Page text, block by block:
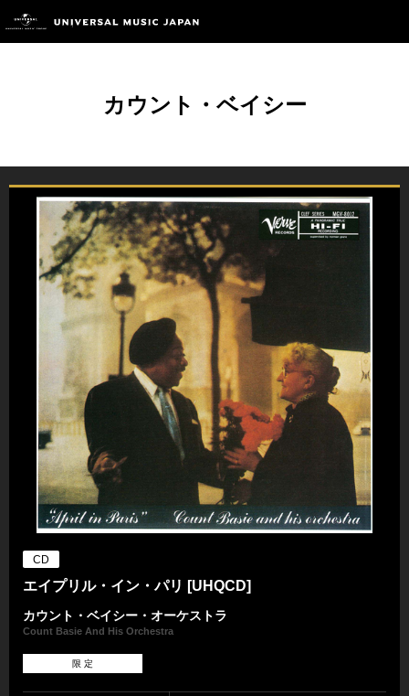
カウント・ベイシー
CD
エイプリル・イン・パリ [UHQCD]
カウント・ベイシー・オーケストラ
Count Basie And His Orchestra
限 定